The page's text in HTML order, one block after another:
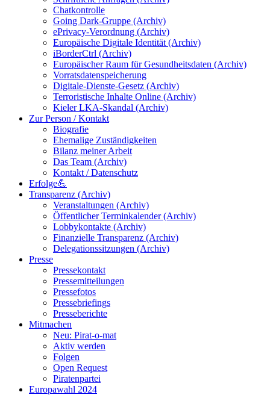
Chatkontrolle
Going Dark-Gruppe (Archiv)
ePrivacy-Verordnung (Archiv)
Europäische Digitale Identität (Archiv)
iBorderCtrl (Archiv)
Europäischer Raum für Gesundheitsdaten (Archiv)
Vorratsdatenspeicherung
Digitale-Dienste-Gesetz (Archiv)
Terroristische Inhalte Online (Archiv)
Kieler LKA-Skandal (Archiv)
Zur Person / Kontakt
Biografie
Ehemalige Zuständigkeiten
Bilanz meiner Arbeit
Das Team (Archiv)
Kontakt / Datenschutz
Erfolge💪
Transparenz (Archiv)
Veranstaltungen (Archiv)
Öffentlicher Terminkalender (Archiv)
Lobbykontakte (Archiv)
Finanzielle Transparenz (Archiv)
Delegationssitzungen (Archiv)
Presse
Pressekontakt
Pressemitteilungen
Pressefotos
Pressebriefings
Presseberichte
Mitmachen
Neu: Pirat-o-mat
Aktiv werden
Folgen
Open Request
Piratenpartei
Europawahl 2024